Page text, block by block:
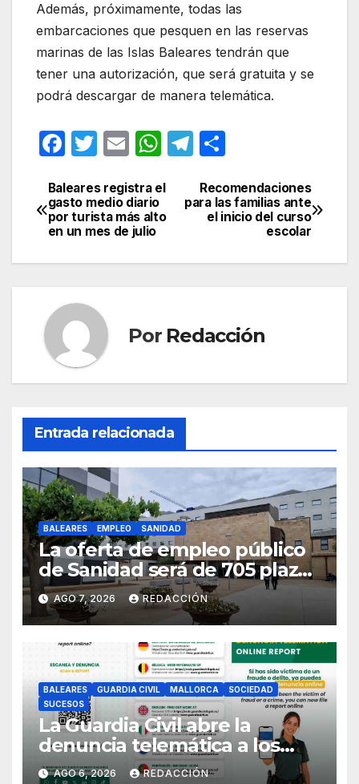
Además, próximamente, todas las
embarcaciones que pesquen en las reservas
marinas de las Islas Baleares tendrán que
tener una autorización, que será gratuita y se
podrá descargar de manera telemática.
F
c
e
b
o
o
k
T
itt
er
E
ail
W
at
s
p
T
e
gr
m
m
p
tir
Navegación
de
entradas
Recomendaciones
para las familias ante
el inicio del curso
escolar
Baleares registra el
gasto medio diario
por turista más alto
en un mes de julio
Por Redacción
Entrada relacionada
BALEARES EMPLEO SANIDAD
La oferta de empleo público
de Sanidad será de 705 plazas
en 2026
AGO 7, 2026 REDACCIÓN
BALEARES GUARDIA CIVIL MALLORCA
SOCIEDAD
SUCESOS
La Guardia Civil abre la
denuncia telemática a los
ciudadanos europeos
AGO 6, 2026 REDACCIÓN